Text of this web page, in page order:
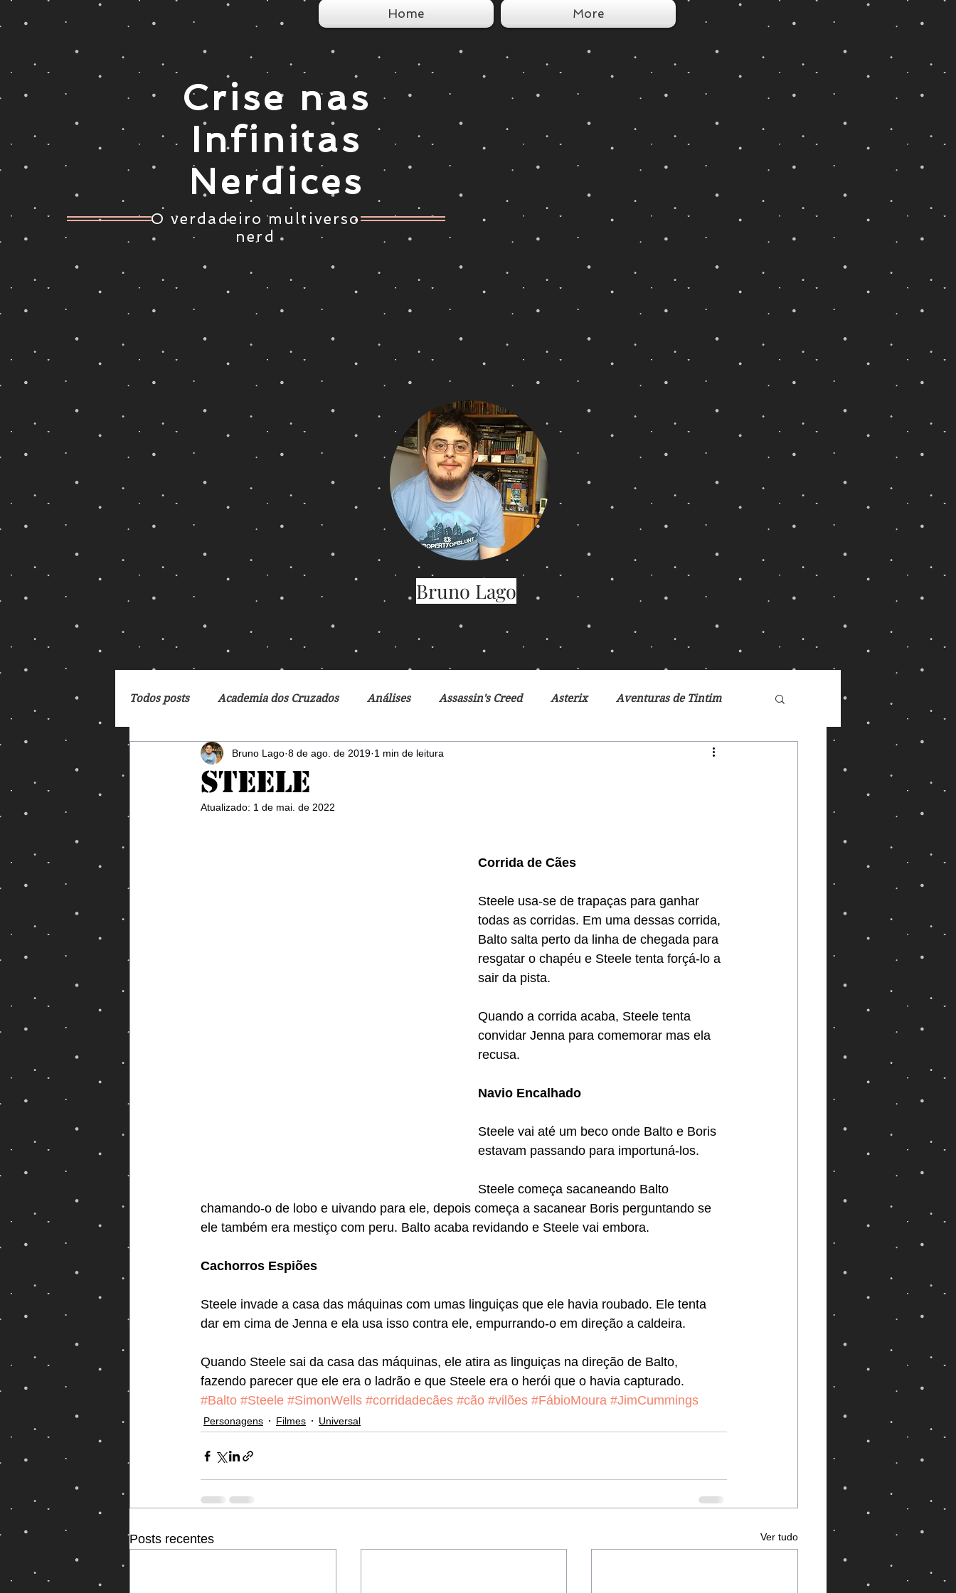
Home More
Crise nas
Infinitas
Nerdices
O verdadeiro multiverso
nerd
Todos posts Academia dos Cruzados Análises Assassin's Creed Asterix Aventuras de Tintim
Breaking Bad Cartoon Ciclo da Herança Crônicas de Gelo e Fogo
DC Comics De Volta para o Futuro
Fox Fronteiras do Universo
Jogos Vorazes Livros LucasFilm Mad Max
Steele
Bruno Lago 8 de ago. de 2019 1 min de leitura
Atualizado: 1 de mai. de 2022
Corrida de Cães
Steele usa-se de trapaças para ganhar
todas as corridas. Em uma dessas corrida,
Balto salta perto da linha de chegada para
resgatar o chapéu e Steele tenta forçá-lo a
sair da pista.
Quando a corrida acaba, Steele tenta
convidar Jenna para comemorar mas ela
recusa.
Navio Encalhado
Steele vai até um beco onde Balto e Boris
estavam passando para importuná-los.
Steele começa sacaneando Balto
chamando-o de lobo e uivando para ele, depois começa a sacanear Boris perguntando se
ele também era mestiço com peru. Balto acaba revidando e Steele vai embora.
Cachorros Espiões
Steele invade a casa das máquinas com umas linguiças que ele havia roubado. Ele tenta
dar em cima de Jenna e ela usa isso contra ele, empurrando-o em direção a caldeira.
Quando Steele sai da casa das máquinas, ele atira as linguiças na direção de Balto,
fazendo parecer que ele era o ladrão e que Steele era o herói que o havia capturado.
#Balto #Steele #SimonWells #corridadecães #cão #vilões #FábioMoura #JimCummings
Personagens Filmes Universal
Posts recentes Ver tudo
Bruno Lago